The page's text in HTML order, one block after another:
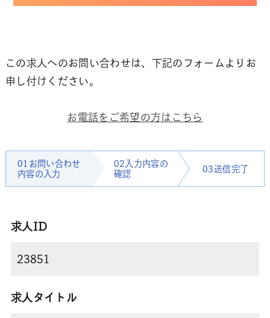
この求人へのお問い合わせは、下記のフォームよりお
申し付けください。
お電話をご希望の方はこちら
01お問い合わせ
内容の入力
02入力内容の
確認
03送信完了
求人ID
求人タイトル